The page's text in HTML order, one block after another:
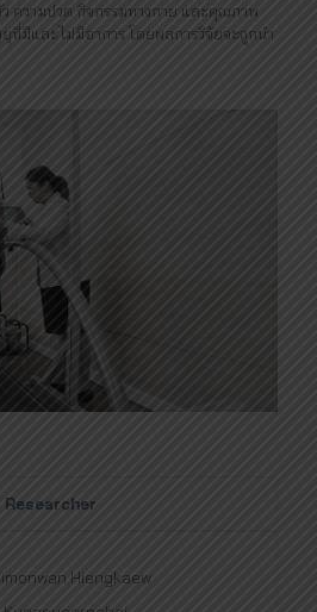
ว ความปวด กิจกรรมทางกาย และคุณภาพ
ที่มีและไม่มีอาการ โดยผลการวิจัยจะถูกนำ
Researcher
Hiengkaew